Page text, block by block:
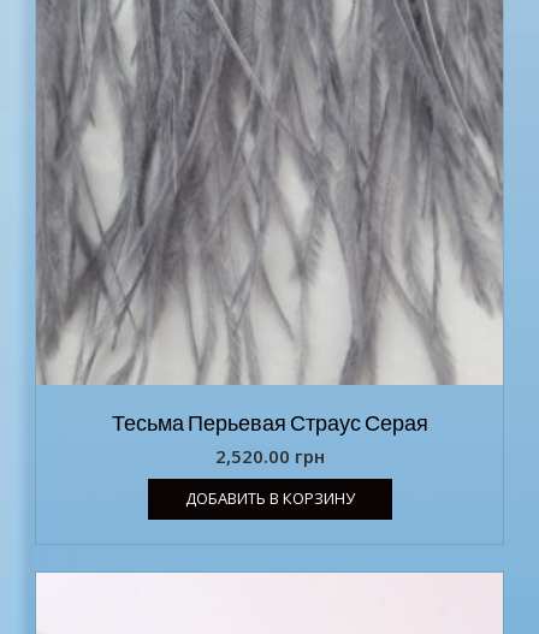
Тесьма Перьевая Страус Серая
2,520.00 грн
ДОБАВИТЬ В КОРЗИНУ